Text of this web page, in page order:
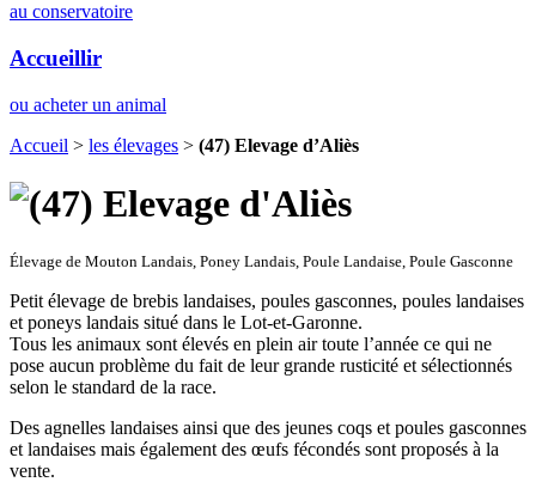
au conservatoire
Accueillir
ou acheter un animal
Accueil > les élevages > (47) Elevage d’Aliès
Élevage de Mouton Landais, Poney Landais, Poule Landaise, Poule Gasconne
Petit élevage de brebis landaises, poules gasconnes, poules landaises
et poneys landais situé dans le Lot-et-Garonne.
Tous les animaux sont élevés en plein air toute l’année ce qui ne
pose aucun problème du fait de leur grande rusticité et sélectionnés
selon le standard de la race.
Des agnelles landaises ainsi que des jeunes coqs et poules gasconnes
et landaises mais également des œufs fécondés sont proposés à la
vente.